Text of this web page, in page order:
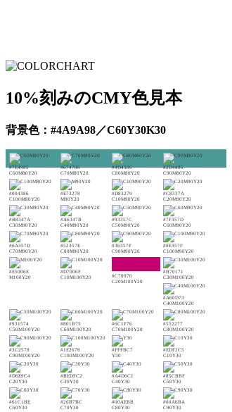
10%刻みのCMY色見本
背景色：#4A9A98／C60Y30K30
#7E4985
C60M80Y20
#674786
C70M80Y20
#4D4586
C80M80Y20
#2D4486
C90M80Y20
#004386
C100M80Y20
#E73278
M90Y20
#D83279
C10M90Y20
#C8337A
C20M90Y20
#B8347A
C30M90Y20
#A6347B
C40M90Y20
#93357C
C50M90Y20
#7F357D
C60M90Y20
#6A357D
C70M90Y20
#52357E
C80M90Y20
#36357F
C90M90Y20
#0E357F
C100M90Y20
#E5006E
M100Y20
#D7006F
C10M100Y20
#C70070
C20M100Y20
#B70171
C30M100Y20
#A60D73
C40M100Y20
#931574
C50M100Y20
#801B75
C60M100Y20
#6C1F76
C70M100Y20
#552277
C80M100Y20
#3C2578
C90M100Y20
#1E2678
C100M100Y20
#FFFBC7
Y30
#EDF2C5
C10Y30
#D6E9C4
C20Y30
#BEDFC2
C30Y30
#A4D6C1
C40Y30
#85CBBF
C50Y30
#61C1BE
C60Y30
#26B7BC
C70Y30
#00AEBB
C80Y30
#00A6BA
C90Y30